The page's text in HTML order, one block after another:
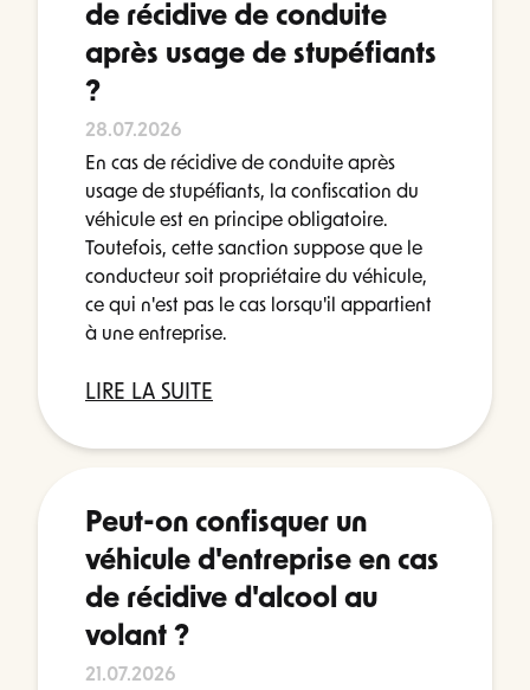
de récidive de conduite
après usage de stupéfiants
?
28.07.2026
En cas de récidive de conduite après
usage de stupéfiants, la confiscation du
véhicule est en principe obligatoire.
Toutefois, cette sanction suppose que le
conducteur soit propriétaire du véhicule,
ce qui n'est pas le cas lorsqu'il appartient
à une entreprise.
LIRE LA SUITE
Peut-on confisquer un
véhicule d'entreprise en cas
de récidive d'alcool au
volant ?
21.07.2026